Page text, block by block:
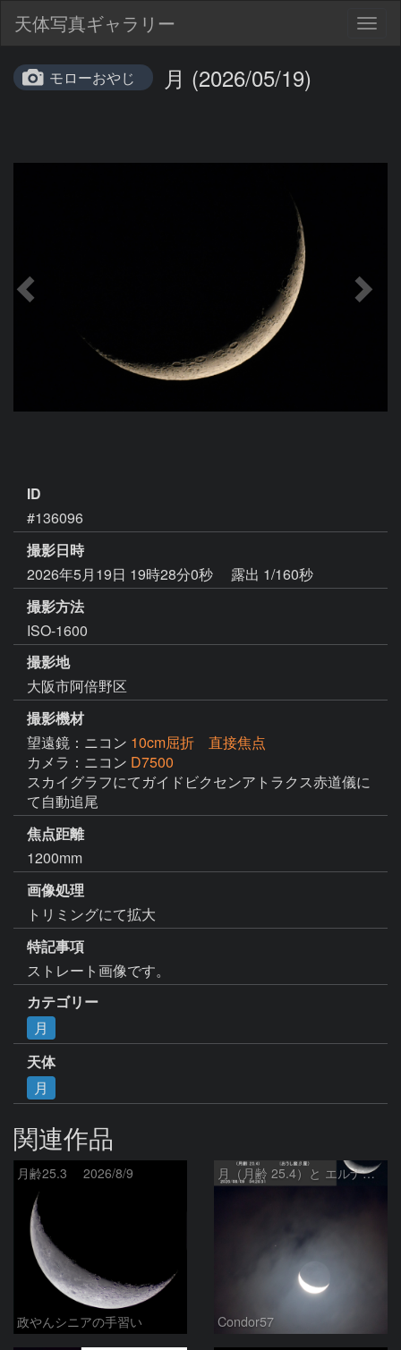
天体写真ギャラリー
モローおやじ 月 (2026/05/19)
ID
#136096
撮影日時
2026年5月19日 19時28分0秒
露出 1/160秒
撮影方法
ISO-1600
撮影地
大阪市阿倍野区
撮影機材
望遠鏡：ニコン 10cm屈折 直接焦点
カメラ：ニコン D7500
スカイグラフにてガイドビクセンアトラクス赤道儀に
て自動追尾
焦点距離
1200mm
画像処理
トリミングにて拡大
特記事項
ストレート画像です。
カテゴリー
月
天体
月
関連作品
月齢25.3 2026/8/9
政やんシニアの手習い
月（月齢 25.4）と エルナト（おうし座β星）
Condor57